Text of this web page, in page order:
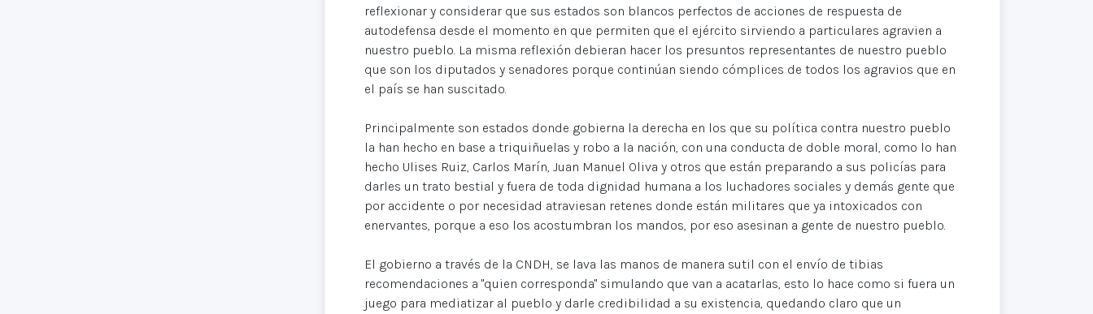
reflexionar y considerar que sus estados son blancos perfectos de acciones de respuesta de
autodefensa desde el momento en que permiten que el ejército sirviendo a particulares agravien a
nuestro pueblo. La misma reflexión debieran hacer los presuntos representantes de nuestro pueblo
que son los diputados y senadores porque continúan siendo cómplices de todos los agravios que en
el país se han suscitado.
Principalmente son estados donde gobierna la derecha en los que su política contra nuestro pueblo
la han hecho en base a triquiñuelas y robo a la nación, con una conducta de doble moral, como lo han
hecho Ulises Ruiz, Carlos Marín, Juan Manuel Oliva y otros que están preparando a sus policías para
darles un trato bestial y fuera de toda dignidad humana a los luchadores sociales y demás gente que
por accidente o por necesidad atraviesan retenes donde están militares que ya intoxicados con
enervantes, porque a eso los acostumbran los mandos, por eso asesinan a gente de nuestro pueblo.
El gobierno a través de la CNDH, se lava las manos de manera sutil con el envío de tibias
recomendaciones a "quien corresponda" simulando que van a acatarlas, esto lo hace como si fuera un
juego para mediatizar al pueblo y darle credibilidad a su existencia, quedando claro que un